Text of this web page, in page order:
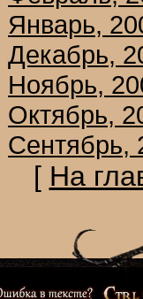
Январь,
Декабрь,
Ноябрь,
Октябрь,
Сентябрь,
[ На